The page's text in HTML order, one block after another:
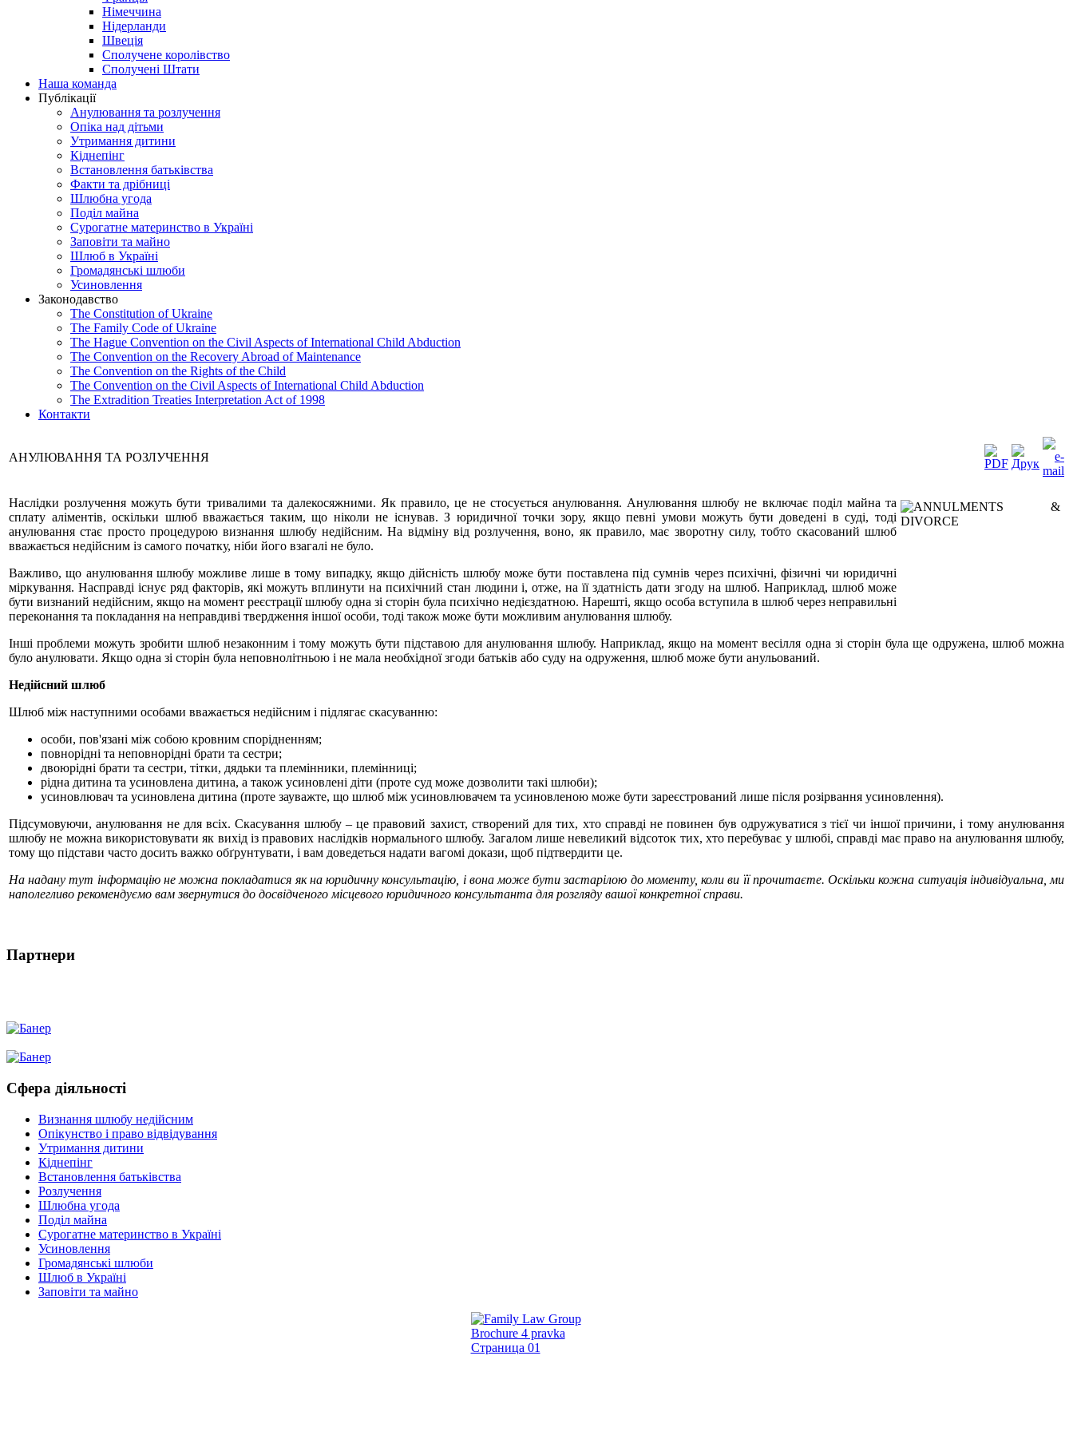
Німеччина
Нідерланди
Швеція
Сполучене королівство
Сполучені Штати
Наша команда
Публікації
Анулювання та розлучення
Опіка над дітьми
Утримання дитини
Кіднепінг
Встановлення батьківства
Факти та дрібниці
Шлюбна угода
Поділ майна
Сурогатне материнство в Україні
Заповіти та майно
Шлюб в Україні
Громадянські шлюби
Усиновлення
Законодавство
The Constitution of Ukraine
The Family Code of Ukraine
The Hague Convention on the Civil Aspects of International Child Abduction
The Convention on the Recovery Abroad of Maintenance
The Convention on the Rights of the Child
The Convention on the Civil Aspects of International Child Abduction
The Extradition Treaties Interpretation Act of 1998
Контакти
АНУЛЮВАННЯ ТА РОЗЛУЧЕННЯ
Наслідки розлучення можуть бути тривалими та далекосяжними. Як правило, це не стосується анулювання. Анулювання шлюбу не включає поділ майна та
сплату аліментів, оскільки шлюб вважається таким, що ніколи не існував. З юридичної точки зору, якщо певні умови можуть бути доведені в суді, тоді
анулювання стає просто процедурою визнання шлюбу недійсним. На відміну від розлучення, воно, як правило, має зворотну силу, тобто скасований шлюб
вважається недійсним із самого початку, ніби його взагалі не було.
Важливо, що анулювання шлюбу можливе лише в тому випадку, якщо дійсність шлюбу може бути поставлена під сумнів через психічні, фізичні чи юридичні
міркування. Насправді існує ряд факторів, які можуть вплинути на психічний стан людини і, отже, на її здатність дати згоду на шлюб. Наприклад, шлюб може
бути визнаний недійсним, якщо на момент реєстрації шлюбу одна зі сторін була психічно недієздатною. Нарешті, якщо особа вступила в шлюб через неправильні
переконання та покладання на неправдиві твердження іншої особи, тоді також може бути можливим анулювання шлюбу.
Інші проблеми можуть зробити шлюб незаконним і тому можуть бути підставою для анулювання шлюбу. Наприклад, якщо на момент весілля одна зі сторін була ще одружена, шлюб можна
було анулювати. Якщо одна зі сторін була неповнолітньою і не мала необхідної згоди батьків або суду на одруження, шлюб може бути анульований.
Недійсний шлюб
Шлюб між наступними особами вважається недійсним і підлягає скасуванню:
особи, пов'язані між собою кровним спорідненням;
повнорідні та неповнорідні брати та сестри;
двоюрідні брати та сестри, тітки, дядьки та племінники, племінниці;
рідна дитина та усиновлена дитина, а також усиновлені діти (проте суд може дозволити такі шлюби);
усиновлювач та усиновлена дитина (проте зауважте, що шлюб між усиновлювачем та усиновленою може бути зареєстрований лише після розірвання усиновлення).
Підсумовуючи, анулювання не для всіх. Скасування шлюбу – це правовий захист, створений для тих, хто справді не повинен був одружуватися з тієї чи іншої причини, і тому анулювання
шлюбу не можна використовувати як вихід із правових наслідків нормального шлюбу. Загалом лише невеликий відсоток тих, хто перебуває у шлюбі, справді має право на анулювання шлюбу,
тому що підстави часто досить важко обґрунтувати, і вам доведеться надати вагомі докази, щоб підтвердити це.
На надану тут інформацію не можна покладатися як на юридичну консультацію, і вона може бути застарілою до моменту, коли ви її прочитаєте. Оскільки кожна ситуація індивідуальна, ми
наполегливо рекомендуємо вам звернутися до досвідченого місцевого юридичного консультанта для розгляду вашої конкретної справи.
Партнери
Сфера діяльності
Визнання шлюбу недійсним
Опікунство і право відвідування
Утримання дитини
Кіднепінг
Встановлення батьківства
Розлучення
Шлюбна угода
Поділ майна
Сурогатне материнство в Україні
Усиновлення
Громадянські шлюби
Шлюб в Україні
Заповіти та майно